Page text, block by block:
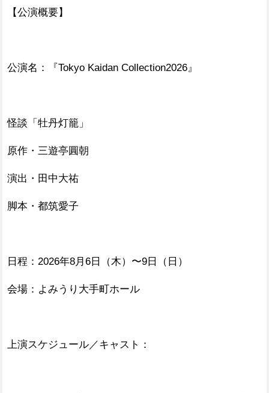
【公演概要】
公演名：『Tokyo Kaidan Collection2026』
怪談「牡丹灯籠」
原作・三遊亭圓朝
演出・田中大祐
脚本・都筑愛子
日程：2026年8月6日（木）〜9日（日）
会場：よみうり大手町ホール
上演スケジュール／キャスト：